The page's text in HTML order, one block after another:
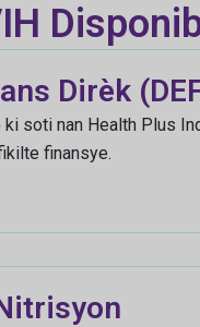
Dirèk
soti nan Health Plus
finansye.